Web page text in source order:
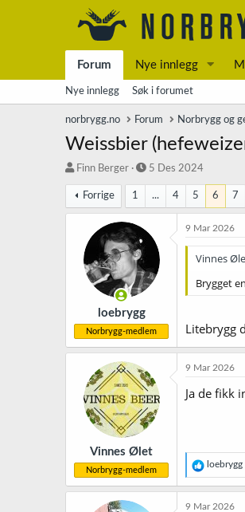
Forum Nye innlegg
Nye innlegg Søk i forumet
norbrygg.no Forum Norbrygg og
Weissbier
T
å
d
Finn Berger
S
a
r
d
t
o
5 Des 2024
Forrige 1 ... 4 5 6 7
loebrygg
Norbrygg-medlem
9 Mar 2026
Vinnes
Brygget
Litebrygg
Vinnes Ølet
Norbrygg-medlem
9 Mar 2026
Ja de fikk
R
e
a
loebrygg
9 Mar 2026